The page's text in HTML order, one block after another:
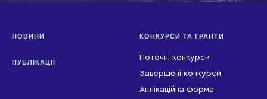
НОВИНИ
ПУБЛІКАЦІЇ
КОНКУРСИ ТА ГРАНТИ
Поточні конкурси
Завершені конкурси
Аплікаційна форма